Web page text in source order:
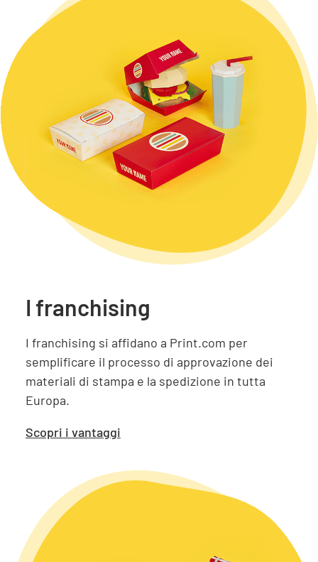
I franchising
I franchising si affidano a Print.com per
semplificare il processo di approvazione dei
materiali di stampa e la spedizione in tutta
Europa.
Scopri i vantaggi